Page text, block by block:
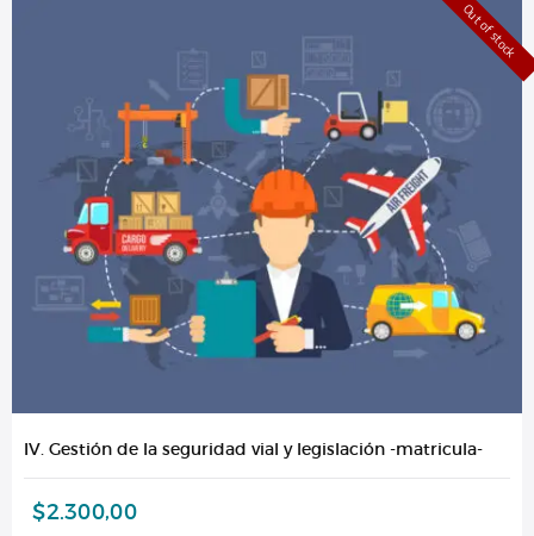
Out of stock
IV. Gestión de la seguridad vial y legislación -matricula-
$2.300,00